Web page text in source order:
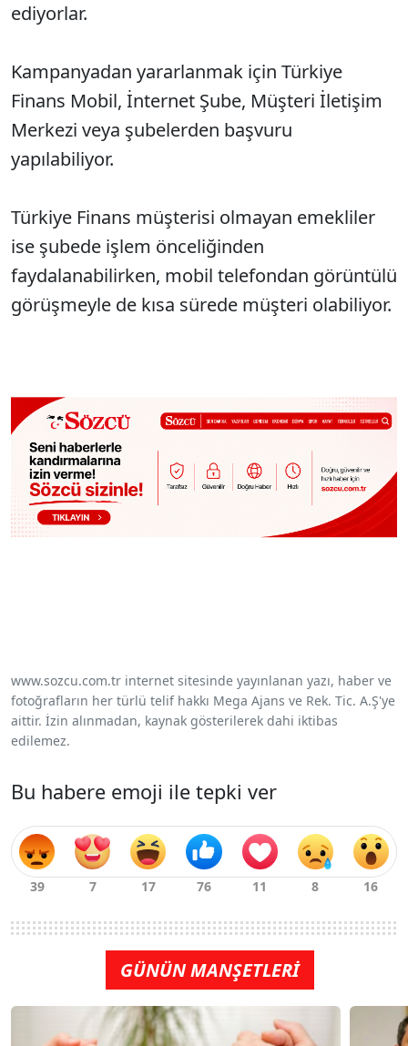
ediyorlar.
Kampanyadan yararlanmak için Türkiye
Finans Mobil, İnternet Şube, Müşteri İletişim
Merkezi veya şubelerden başvuru
yapılabiliyor.
Türkiye Finans müşterisi olmayan emekliler
ise şubede işlem önceliğinden
faydalanabilirken, mobil telefondan görüntülü
görüşmeyle de kısa sürede müşteri olabiliyor.
www.sozcu.com.tr internet sitesinde yayınlanan yazı, haber ve
fotoğrafların her türlü telif hakkı Mega Ajans ve Rek. Tic. A.Ş'ye
aittir. İzin alınmadan, kaynak gösterilerek dahi iktibas
edilemez.
Bu habere emoji ile tepki ver
GÜNÜN MANŞETLERİ